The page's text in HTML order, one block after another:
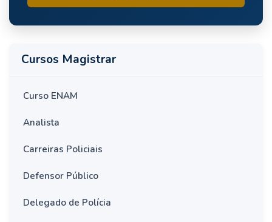
Cursos Magistrar
Curso ENAM
Analista
Carreiras Policiais
Defensor Público
Delegado de Polícia